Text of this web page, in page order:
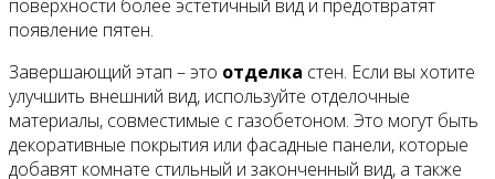
поверхности более эстетичный вид и предотвратят
появление пятен.
Завершающий этап – это отделка стен. Если вы хотите
улучшить внешний вид, используйте отделочные
материалы, совместимые с газобетоном. Это могут быть
декоративные покрытия или фасадные панели, которые
добавят комнате стильный и законченный вид, а также